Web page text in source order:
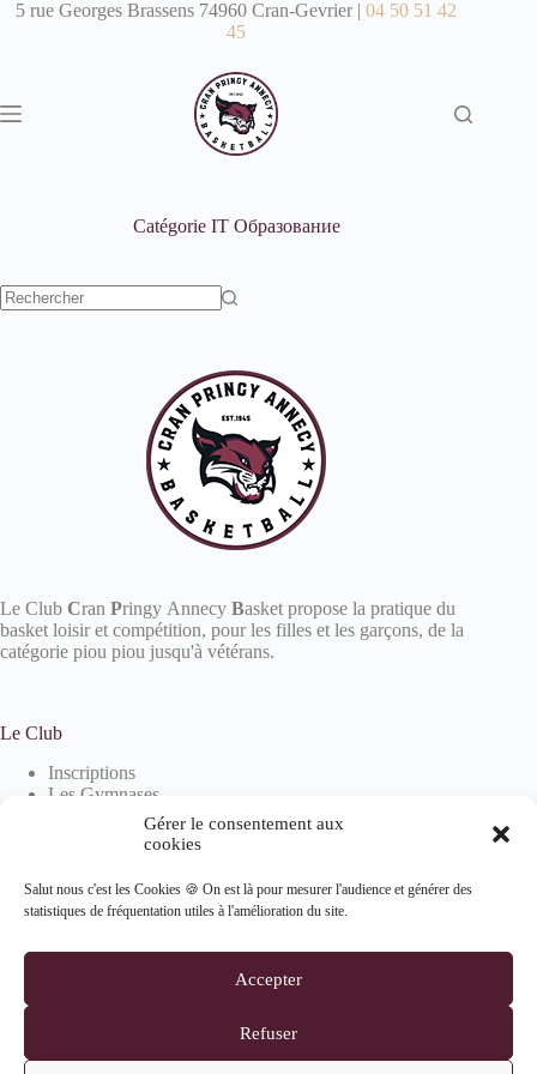
Gérer le consentement aux
cookies
Salut nous c'est les Cookies 🍪 On est là pour mesurer l'audience et générer des
statistiques de fréquentation utiles à l'amélioration du site.
Accepter
Refuser
Passer
5 rue Georges Brassens 74960 Cran-Gevrier |04 50 51 42
45
CatégorieIT Образование
Le Club Cran Pringy Annecy Basket propose la pratique du
basket loisir et compétition, pour les filles et les garçons, de la
catégorie piou piou jusqu'à vétérans.
Le Club
Inscriptions
Les Gymnases
Devenir partenaire
Informations
Mentions Légales
Politique de confidentialité
Suivez-nous